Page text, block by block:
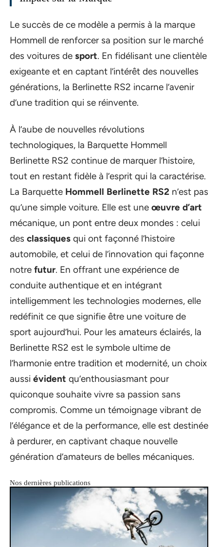
Le succès de ce modèle a permis à la marque
Hommell de renforcer sa position sur le marché
des voitures de sport. En fidélisant une clientèle
exigeante et en captant l’intérêt des nouvelles
générations, la Berlinette RS2 incarne l’avenir
d’une tradition qui se réinvente.
À l’aube de nouvelles révolutions
technologiques, la Barquette Hommell
Berlinette RS2 continue de marquer l’histoire,
tout en restant fidèle à l’esprit qui la caractérise.
La Barquette Hommell Berlinette RS2 n’est pas
qu’une simple voiture. Elle est une œuvre d’art
mécanique, un pont entre deux mondes : celui
des classiques qui ont façonné l’histoire
automobile, et celui de l’innovation qui façonne
notre futur. En offrant une expérience de
conduite authentique et en intégrant
intelligemment les technologies modernes, elle
redéfinit ce que signifie être une voiture de
sport aujourd’hui. Pour les amateurs éclairés, la
Berlinette RS2 est le symbole ultime de
l’harmonie entre tradition et modernité, un choix
aussi évident qu’enthousiasmant pour
quiconque souhaite vivre sa passion sans
compromis. Comme un témoignage vibrant de
l’élégance et de la performance, elle est destinée
à perdurer, en captivant chaque nouvelle
génération d’amateurs de belles mécaniques.
Nos dernières publications